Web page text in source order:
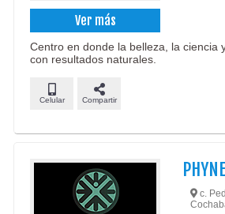
Ver más
Centro en donde la belleza, la
con resultados naturales.
Celular Compartir
c.